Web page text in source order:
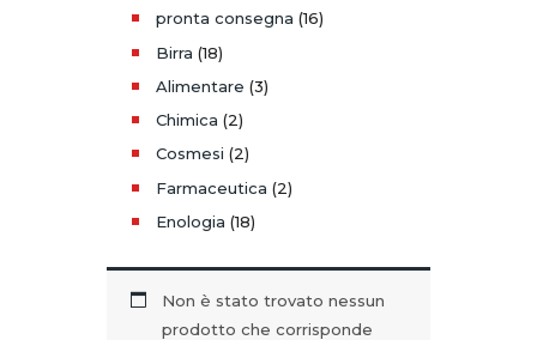
pronta consegna (16)
Birra (18)
Alimentare (3)
Chimica (2)
Cosmesi (2)
Farmaceutica (2)
Enologia (18)
Non è stato trovato nessun
prodotto che corrisponde